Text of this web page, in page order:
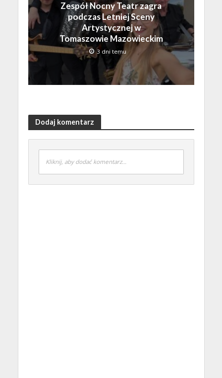
Zespół Nocny Teatr zagra
podczas Letniej Sceny
Artystycznej w
Tomaszowie Mazowieckim
3 dni temu
Dodaj komentarz
Kliknij, aby dodać komentarz...